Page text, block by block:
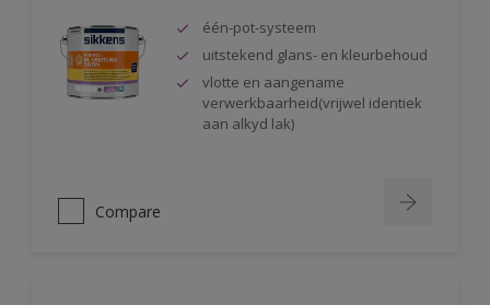
één-pot-systeem
uitstekend glans- en kleurbehoud
vlotte en aangename
verwerkbaarheid(vrijwel identiek
aan alkyd lak)
Compare